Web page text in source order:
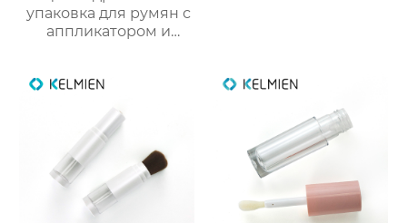
упаковка для румян с
аппликатором и